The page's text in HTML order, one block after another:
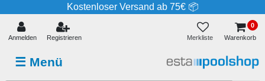
Kostenloser Versand ab 75€ 📦
☰ Menü
Anmelden Registrieren Merkliste
0
Warenkorb